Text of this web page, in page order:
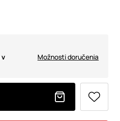
v
Možnosti doručenia